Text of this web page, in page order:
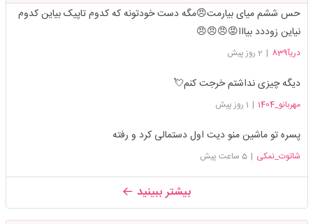
حس ششم میای بیارمت😠مگه دست خودتونه که کدوم تاپیک بیاین کدوم
نیاین زوددد بیااا😡😠😠😠
دریآ839 | 2 روز پیش
دیگه چیزی نداشتم خرجت کنم💘
مهربانو_1404 | 1 روز پیش
پسره تو ماشین منو دیت اول دستمالی کرد و رفته
شاتوت_نمکی | 5 ساعت پیش
بیشتر ببینید